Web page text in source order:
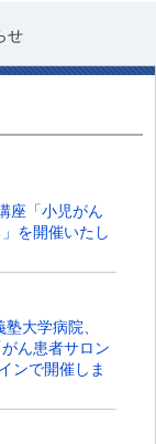
せ
座「小児がん
を開催いたし
大学病院、
ん患者サロン
ンで開催しま